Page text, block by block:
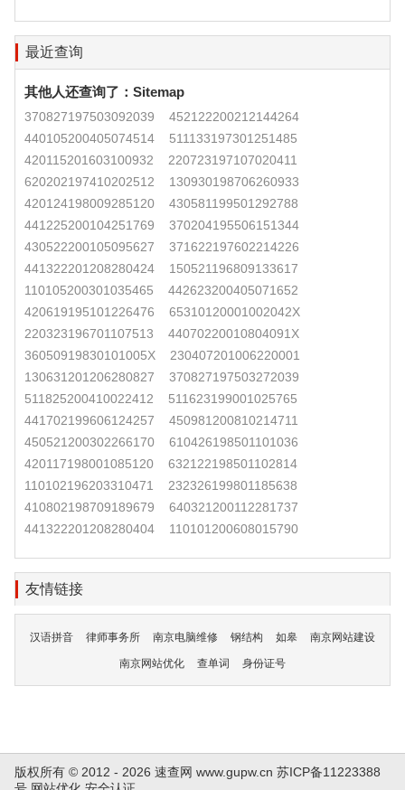
最近查询
其他人还查询了： Sitemap
370827197503092039
452122200212144264
440105200405074514
511133197301251485
420115201603100932
220723197107020411
620202197410202512
130930198706260933
420124198009285120
430581199501292788
441225200104251769
370204195506151344
430522200105095627
371622197602214226
441322201208280424
150521196809133617
110105200301035465
442623200405071652
420619195101226476
65310120001002042X
220323196701107513
44070220010804091X
36050919830101005X
230407201006220001
130631201206280827
370827197503272039
511825200410022412
511623199001025765
441702199606124257
450981200810214711
450521200302266170
610426198501101036
420117198001085120
632122198501102814
110102196203310471
232326199801185638
410802198709189679
640321200112281737
441322201208280404
110101200608015790
友情链接
汉语拼音 律师事务所 南京电脑维修 钢结构 如皋 南京网站建设
南京网站优化 查单词 身份证号
版权所有 © 2012 - 2026 速查网 www.gupw.cn 苏ICP备11223388